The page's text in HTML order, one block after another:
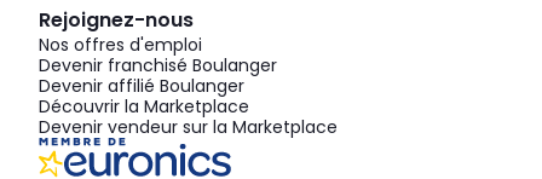
Rejoignez-nous
Nos offres d'emploi
Devenir franchisé Boulanger
Devenir affilié Boulanger
Découvrir la Marketplace
Devenir vendeur sur la Marketplace